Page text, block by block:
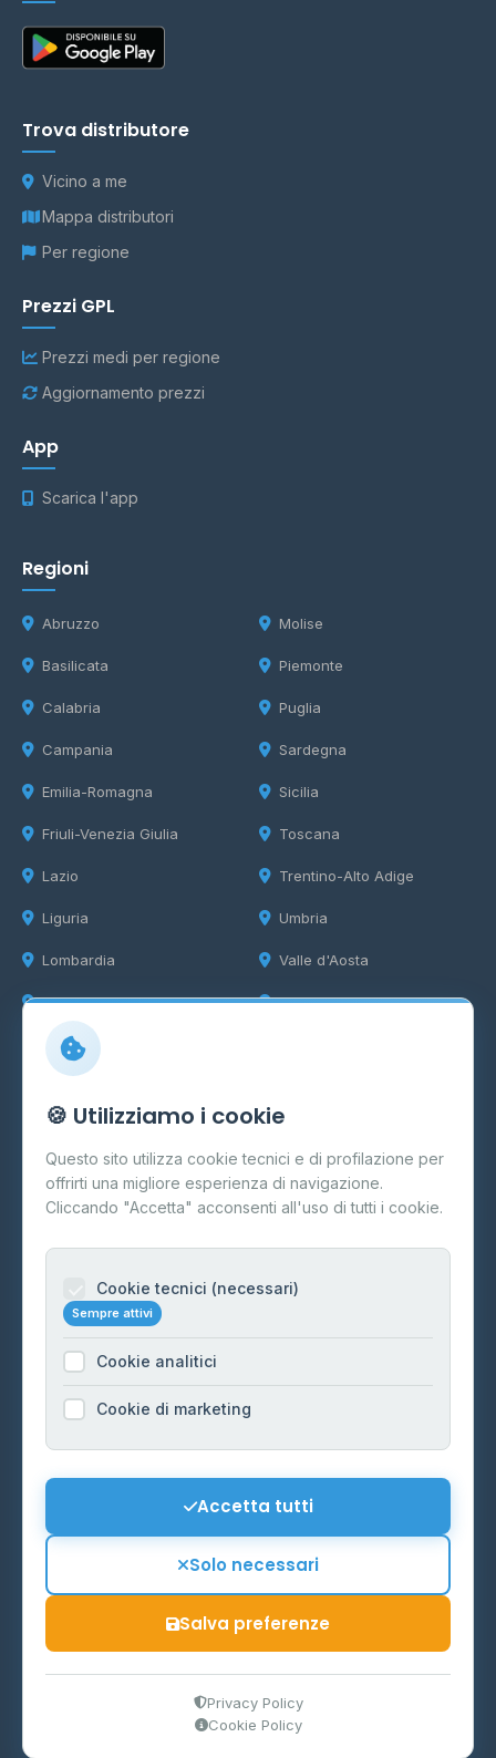
Trova distributore
Vicino a me
Mappa distributori
Per regione
Prezzi GPL
Prezzi medi per regione
Aggiornamento prezzi
App
Scarica l'app
Regioni
Abruzzo
Basilicata
Calabria
Campania
Emilia-Romagna
Friuli-Venezia Giulia
Lazio
Liguria
Lombardia
Marche
Molise
Piemonte
Puglia
Sardegna
Sicilia
Toscana
Trentino-Alto Adige
Umbria
Valle d'Aosta
Veneto
Info
Cos'è il GPL
FAQ
Contatti
Informazioni legali
Cookie Policy
Preferenze Cookie
Mappa del sito
P.IVA 03859300364
Ministero delle Imprese e del Made in Italy
🍪 Utilizziamo i cookie
Questo sito utilizza cookie tecnici e di profilazione per
offrirti una migliore esperienza di navigazione.
Cliccando "Accetta" acconsenti all'uso di tutti i cookie.
Cookie tecnici (necessari)
Sempre attivi
Cookie analitici
Cookie di marketing
Accetta tutti
Solo necessari
Salva preferenze
Privacy Policy
Cookie Policy